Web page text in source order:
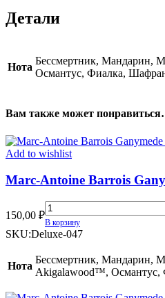
Детали
Нота
Бессмертник, Мандарин,
Османтус, Фиалка,
Вам также может
Add to wishlist
Marc-Antoine Barrois
150,00 ₽
Marc-
Antoine
Barrois
(TR)
quantity
В корзину
SKU:Deluxe-047
Нота
Бессмертник, Мандарин,
Akigalawood™, Османтус,